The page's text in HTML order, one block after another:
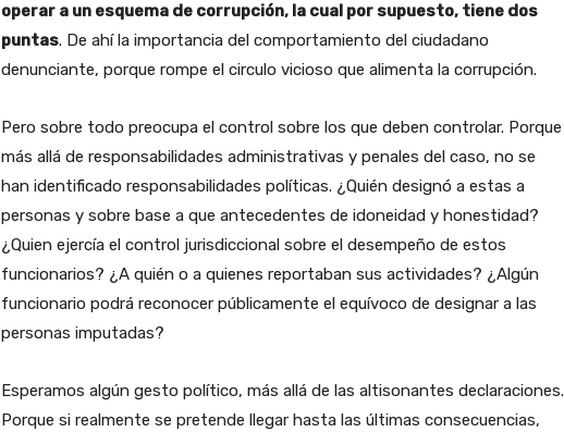
operar a un esquema de corrupción, la cual por supuesto, tiene dos
puntas. De ahí la importancia del comportamiento del ciudadano
denunciante, porque rompe el circulo vicioso que alimenta la corrupción.
Pero sobre todo preocupa el control sobre los que deben controlar. Porque
más allá de responsabilidades administrativas y penales del caso, no se
han identificado responsabilidades políticas. ¿Quién designó a estas a
personas y sobre base a que antecedentes de idoneidad y honestidad?
¿Quien ejercía el control jurisdiccional sobre el desempeño de estos
funcionarios? ¿A quién o a quienes reportaban sus actividades? ¿Algún
funcionario podrá reconocer públicamente el equívoco de designar a las
personas imputadas?
Esperamos algún gesto político, más allá de las altisonantes declaraciones.
Porque si realmente se pretende llegar hasta las últimas consecuencias,